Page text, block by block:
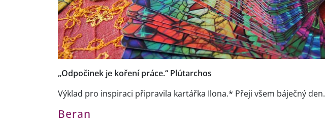
„Odpočinek je koření práce.“ Plútarchos
Výklad pro inspiraci připravila kartářka Ilona.* Přeji všem báječný den.
Beran